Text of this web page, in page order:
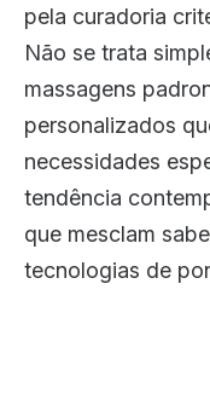
pela curadoria
Não se trata
massagens
personalizados
necessidades
tendência
que mesclam
tecnologias de